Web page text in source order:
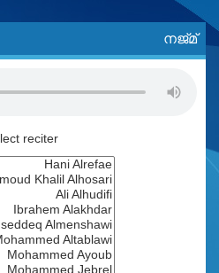
നജ്മ്
reciter